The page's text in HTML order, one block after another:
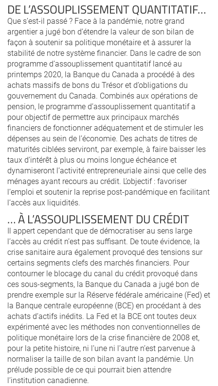
DE L’ASSOUPLISSEMENT QUANTITATIF…
Que s’est-il passé ? Face à la pandémie, notre grand
argentier a jugé bon d’étendre la valeur de son bilan de
façon à soutenir sa politique monétaire et à assurer la
stabilité de notre système financier. Dans le cadre de son
programme d’assouplissement quantitatif lancé au
printemps 2020, la Banque du Canada a procédé à des
achats massifs de bons du Trésor et d’obligations du
gouvernement du Canada. Combinés aux opérations de
pension, le programme d’assouplissement quantitatif a
pour objectif de permettre aux principaux marchés
financiers de fonctionner adéquatement et de stimuler les
dépenses au sein de l’économie. Des achats de titres de
maturités ciblées serviront, par exemple, à faire baisser les
taux d’intérêt à plus ou moins longue échéance et
dynamiseront l’activité entrepreneuriale ainsi que celle des
ménages ayant recours au crédit. L’objectif : favoriser
l’emploi et soutenir la reprise post-pandémique en facilitant
l’accès aux liquidités.
… À L’ASSOUPLISSEMENT DU CRÉDIT
Il appert cependant que de démocratiser au sens large
l’accès au crédit n’est pas suffisant. De toute évidence, la
crise sanitaire aura également provoqué des tensions sur
certains segments clefs des marchés financiers. Pour
contourner le blocage du canal du crédit provoqué dans
ces sous-segments, la Banque du Canada a jugé bon de
prendre exemple sur la Réserve fédérale américaine (Fed) et
la Banque centrale européenne (BCE) en procédant à des
achats d’actifs inédits. La Fed et la BCE ont toutes deux
expérimenté avec les méthodes non conventionnelles de
politique monétaire lors de la crise financière de 2008 et,
pour la petite histoire, ni l’une ni l’autre n’est parvenue à
normaliser la taille de son bilan avant la pandémie. Un
prélude possible de ce qui pourrait bien attendre
l’institution canadienne.